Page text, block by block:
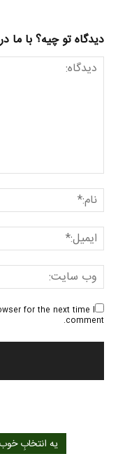
دیدگاه تو چیه؟ با ما
for the next time I
comment.
یه انتخابِ